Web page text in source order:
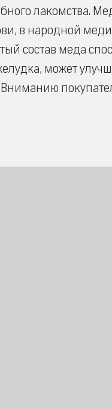
лакомства.
в народной
состав меда
может
Вниманию